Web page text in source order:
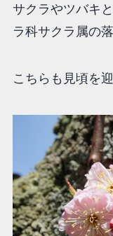
サクラやツバキ
ラ科サクラ属の
こちらも見頃を